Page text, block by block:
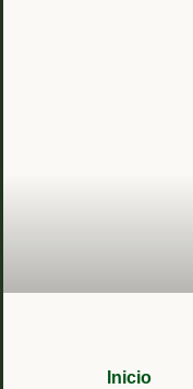
RACA 11
Guiloche
Inicio